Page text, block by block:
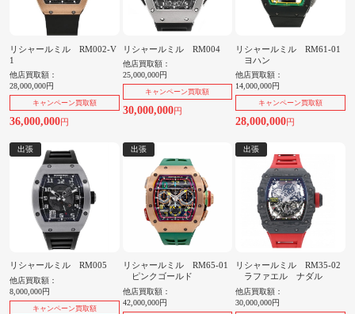
リシャールミル RM002-V
1
他店買取額：
28,000,000円
キャンペーン買取額
36,000,000円
リシャールミル RM004
他店買取額：
25,000,000円
キャンペーン買取額
30,000,000円
リシャールミル RM61-01
ヨハン
他店買取額：
14,000,000円
キャンペーン買取額
28,000,000円
出張
リシャールミル RM005
他店買取額：
8,000,000円
キャンペーン買取額
出張
リシャールミル RM65-01
ピンクゴールド
他店買取額：
42,000,000円
出張
リシャールミル RM35-02
ラファエル ナダル
他店買取額：
30,000,000円